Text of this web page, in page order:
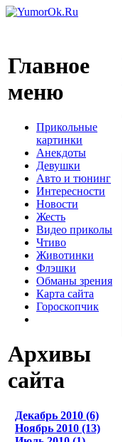
Главное
меню
Прикольные
картинки
Анекдоты
Девушки
Авто и тюнинг
Интересности
Новости
Жесть
Видео приколы
Чтиво
Животинки
Флэшки
Обманы зрения
Карта сайта
Гороскопчик
Архивы
сайта
Декабрь 2010 (6)
Ноябрь 2010 (13)